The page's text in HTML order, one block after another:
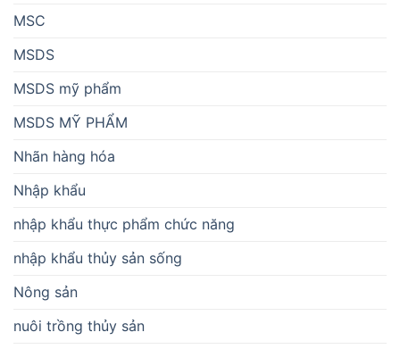
MSC
MSDS
MSDS mỹ phẩm
MSDS MỸ PHẨM
Nhãn hàng hóa
Nhập khẩu
nhập khẩu thực phẩm chức năng
nhập khẩu thủy sản sống
Nông sản
nuôi trồng thủy sản